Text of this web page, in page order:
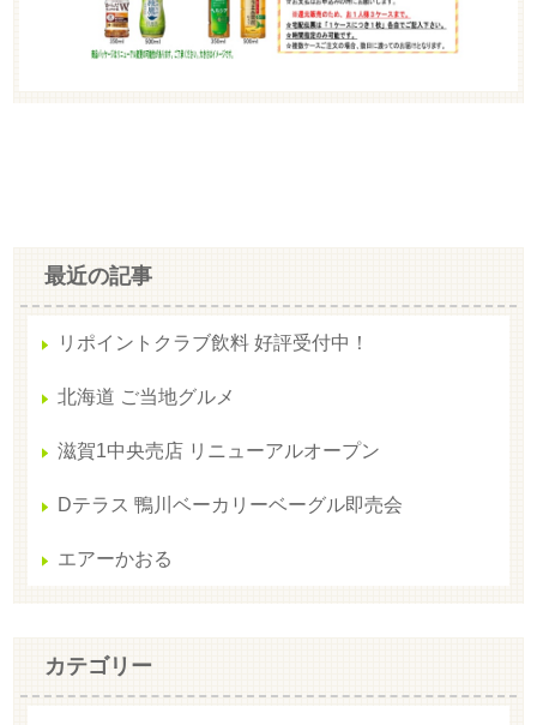
最近の記事
リポイントクラブ飲料 好評受付中！
北海道 ご当地グルメ
滋賀1中央売店 リニューアルオープン
Dテラス 鴨川ベーカリーベーグル即売会
エアーかおる
カテゴリー